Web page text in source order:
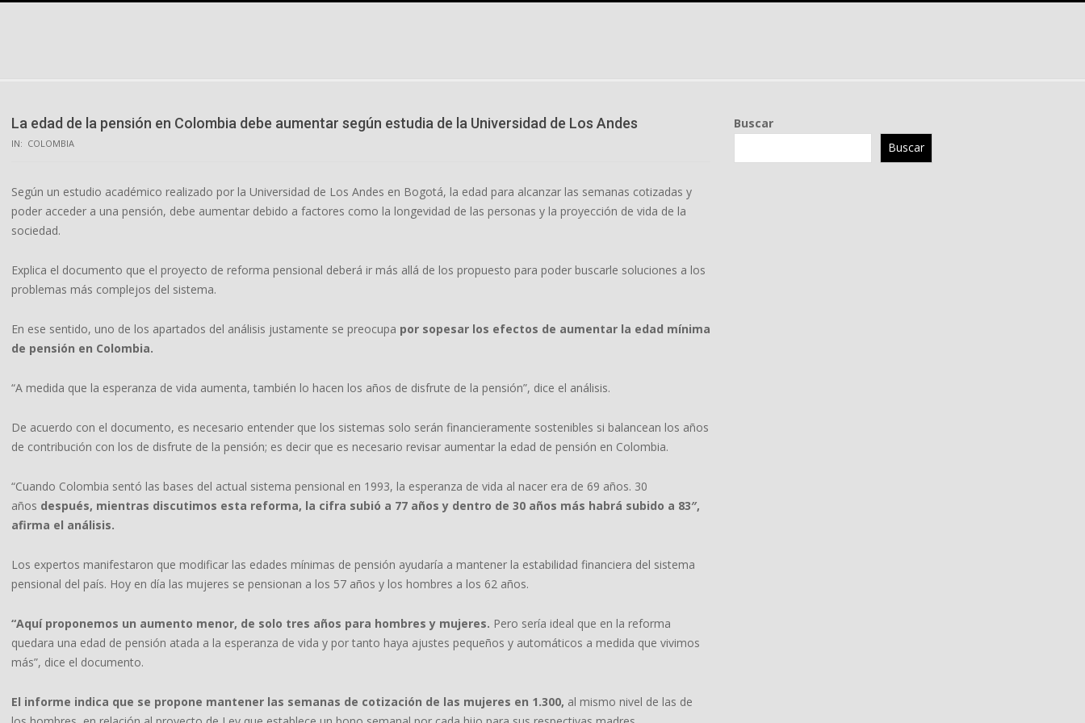
La edad de la pensión en Colombia debe aumentar según estudia de la Universidad de Los Andes
IN: COLOMBIA
Según un estudio académico realizado por la Universidad de Los Andes en Bogotá, la edad para alcanzar las semanas cotizadas y
poder acceder a una pensión, debe aumentar debido a factores como la longevidad de las personas y la proyección de vida de la
sociedad.
Explica el documento que el proyecto de reforma pensional deberá ir más allá de los propuesto para poder buscarle soluciones a los
problemas más complejos del sistema.
En ese sentido, uno de los apartados del análisis justamente se preocupa por sopesar los efectos de aumentar la edad mínima
de pensión en Colombia.
“A medida que la esperanza de vida aumenta, también lo hacen los años de disfrute de la pensión”, dice el análisis.
De acuerdo con el documento, es necesario entender que los sistemas solo serán financieramente sostenibles si balancean los años
de contribución con los de disfrute de la pensión; es decir que es necesario revisar aumentar la edad de pensión en Colombia.
“Cuando Colombia sentó las bases del actual sistema pensional en 1993, la esperanza de vida al nacer era de 69 años. 30
años después, mientras discutimos esta reforma, la cifra subió a 77 años y dentro de 30 años más habrá subido a 83″,
afirma el análisis.
Los expertos manifestaron que modificar las edades mínimas de pensión ayudaría a mantener la estabilidad financiera del sistema
pensional del país. Hoy en día las mujeres se pensionan a los 57 años y los hombres a los 62 años.
“Aquí proponemos un aumento menor, de solo tres años para hombres y mujeres. Pero sería ideal que en la reforma
quedara una edad de pensión atada a la esperanza de vida y por tanto haya ajustes pequeños y automáticos a medida que vivimos
más”, dice el documento.
El informe indica que se propone mantener las semanas de cotización de las mujeres en 1.300, al mismo nivel de las de
Buscar
Buscar